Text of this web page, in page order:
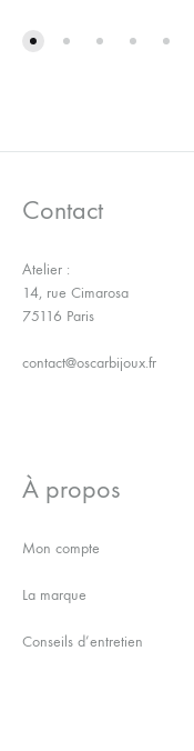
Contact
Atelier :
14, rue Cimarosa
75116 Paris
contact@oscarbijoux.fr
À propos
Mon compte
La marque
Conseils d’entretien